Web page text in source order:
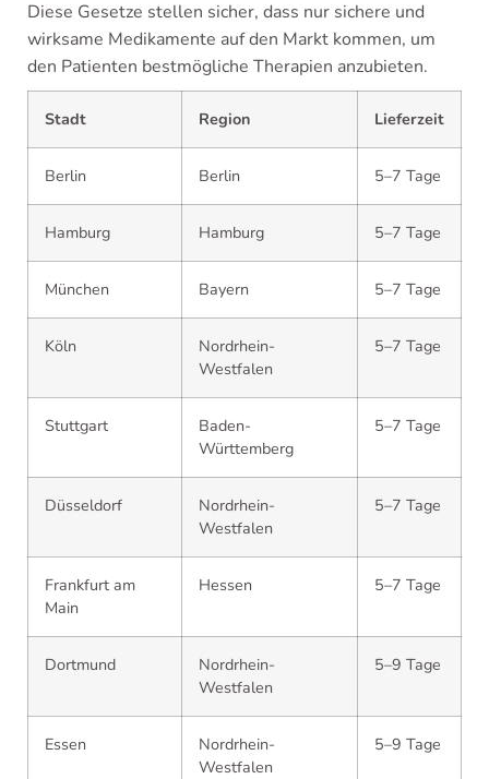
Diese Gesetze stellen sicher, dass nur sichere und
wirksame Medikamente auf den Markt kommen, um
den Patienten bestmögliche Therapien anzubieten.
Stadt Region Lieferzeit
Berlin Berlin 5–7 Tage
Hamburg Hamburg 5–7 Tage
München Bayern 5–7 Tage
Köln
Nordrhein-
Westfalen
5–7 Tage
Stuttgart
Baden-
Württemberg
5–7 Tage
Düsseldorf
Nordrhein-
Westfalen
5–7 Tage
Frankfurt am
Main
Hessen 5–7 Tage
Dortmund
Nordrhein-
Westfalen
5–9 Tage
Essen
Nordrhein-
Westfalen
5–9 Tage